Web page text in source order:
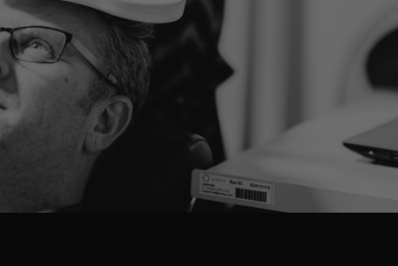
Onze specialisten staan klaar om je te helpen. Ontdek
welke behandelingen mogelijk zijn of plan een
consultatie.
MAAK EEN AFSPRAAK ONTDEK ALLE BEHANDELINGEN